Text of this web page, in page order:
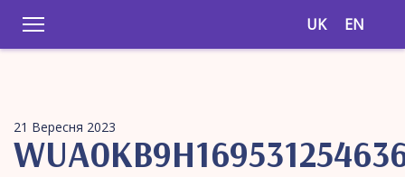
UK EN
21 Вересня 2023